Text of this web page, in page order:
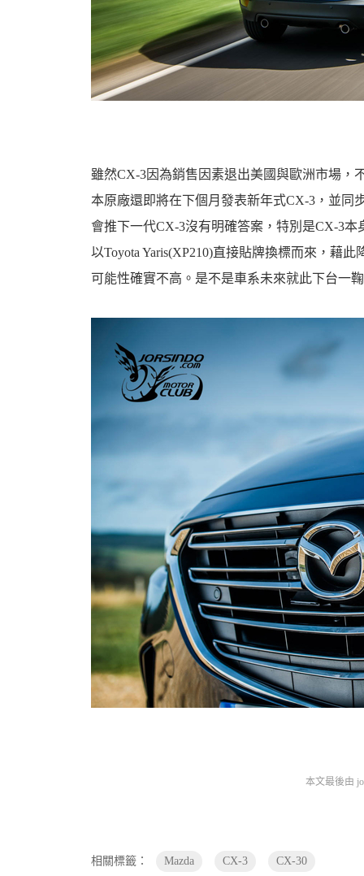
雖然CX-3因為銷售因素退出美國與歐洲市場，
本原廠還即將在下個月發表新年式CX-3，並同
會推下一代CX-3沒有明確答案，特別是CX-3本
以Toyota Yaris(XP210)直接貼牌換標而來，藉
可能性確實不高。是不是車系未來就此下台一
本文最後由
相關標籤： Mazda CX-3 CX-30